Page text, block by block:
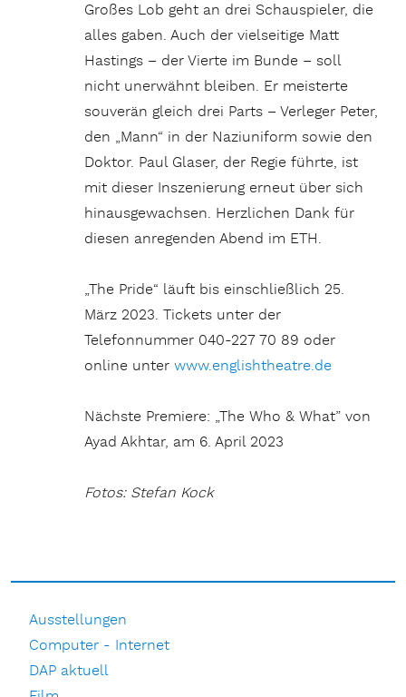
Großes Lob geht an drei Schauspieler, die
alles gaben. Auch der vielseitige Matt
Hastings – der Vierte im Bunde – soll
nicht unerwähnt bleiben. Er meisterte
souverän gleich drei Parts – Verleger Peter,
den „Mann“ in der Naziuniform sowie den
Doktor. Paul Glaser, der Regie führte, ist
mit dieser Inszenierung erneut über sich
hinausgewachsen. Herzlichen Dank für
diesen anregenden Abend im ETH.
„The Pride“ läuft bis einschließlich 25.
März 2023. Tickets unter der
Telefonnummer 040-227 70 89 oder
online unterwww.englishtheatre.de
Nächste Premiere: „The Who & What” von
Ayad Akhtar, am 6. April 2023
Fotos: Stefan Kock
Ausstellungen
Computer - Internet
DAP aktuell